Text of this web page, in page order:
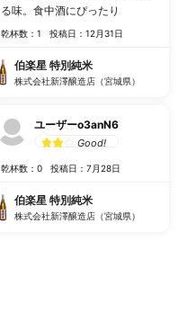
る味。食中酒にぴったり
乾杯数：1 投稿日：12月31日
伯楽星 特別純米
株式会社新澤醸造店（宮城県）
ユーザーo3anN6
Good!
乾杯数：0 投稿日：7月28日
伯楽星 特別純米
株式会社新澤醸造店（宮城県）